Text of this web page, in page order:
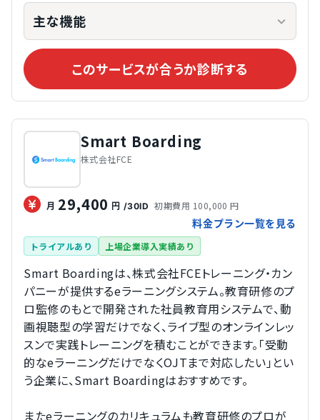
主な機能
このサービスが合うか診断する
Smart Boarding
株式会社FCE
月 29,400 円 /30ID
初期費用 100,000 円
料金プラン一覧を見る
トライアルあり
上場企業導入実績あり
Smart Boardingは、株式会社FCEトレーニング・カン
パニーが提供するeラーニングシステム。教育研修のプ
ロ監修のもとで開発された社員教育用システムで、動
画視聴型の学習だけでなく、ライブ型のオンラインレッ
スンで実践トレーニングを積むことができます。「受動
的なeラーニングだけでなくOJTまで対応したい」とい
う企業に、Smart Boardingはおすすめです。
またeラーニングのカリキュラムも教育研修のプロが